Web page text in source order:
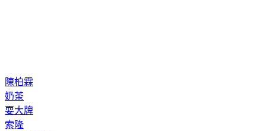
陳柏霖
奶茶
耍大牌
索隆